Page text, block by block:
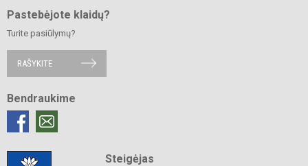
Pastebėjote klaidų?
Turite pasiūlymų?
RAŠYKITE
Bendraukime
Steigėjas